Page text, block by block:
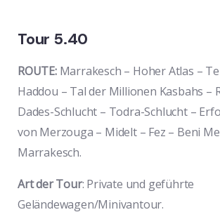
Tour 5.40
ROUTE: Marrakesch – Hoher Atlas –
Haddou – Tal der Millionen Kasbahs –
Dades-Schlucht – Todra-Schlucht –
von Merzouga – Midelt – Fez – Beni
Marrakesch.
Art der Tour: Private und geführte
Geländewagen/Minivantour.